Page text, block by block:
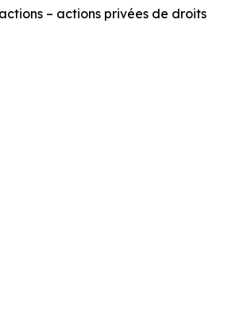
– actions privées de droits